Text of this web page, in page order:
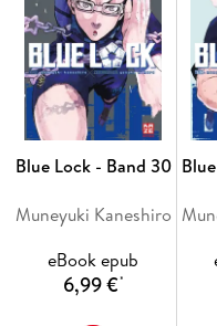
Blue Lock - Band 30
Muneyuki Kaneshiro
eBook epub
6,99 €*